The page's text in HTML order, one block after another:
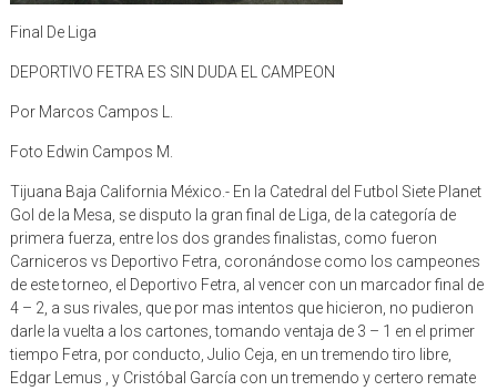
Final De Liga
DEPORTIVO FETRA ES SIN DUDA EL CAMPEON
Por Marcos Campos L.
Foto Edwin Campos M.
Tijuana Baja California México.- En la Catedral del Futbol Siete Planet
Gol de la Mesa, se disputo la gran final de Liga, de la categoría de
primera fuerza, entre los dos grandes finalistas, como fueron
Carniceros vs Deportivo Fetra, coronándose como los campeones
de este torneo, el Deportivo Fetra, al vencer con un marcador final de
4 – 2, a sus rivales, que por mas intentos que hicieron, no pudieron
darle la vuelta a los cartones, tomando ventaja de 3 – 1 en el primer
tiempo Fetra, por conducto, Julio Ceja, en un tremendo tiro libre,
Edgar Lemus , y Cristóbal García con un tremendo y certero remate